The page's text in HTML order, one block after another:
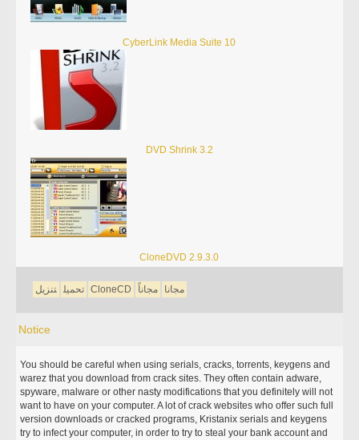
CyberLink Media Suite 10
DVD Shrink 3.2
CloneDVD 2.9.3.0
تحميل تنزيل CloneCD مجانا مجاناً
Notice
You should be careful when using serials, cracks, torrents, keygens and
warez that you download from crack sites. They often contain adware,
spyware, malware or other nasty modifications that you definitely will not
want to have on your computer. A lot of crack websites who offer such full
version downloads or cracked programs, Kristanix serials and keygens
try to infect your computer, in order to try to steal your bank account and